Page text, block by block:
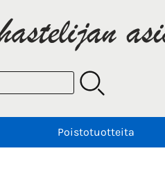
Poistotuotteita